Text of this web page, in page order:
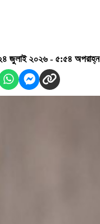
জুলাই ২০২৬ - ৫:৫৪ অপরাহ্ন